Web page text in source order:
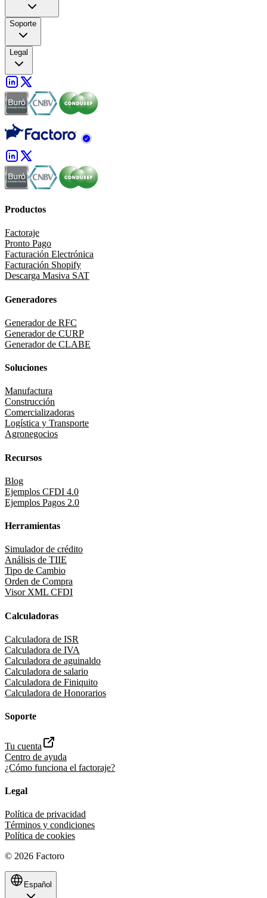
Soporte
Legal
Productos
Factoraje
Pronto Pago
Facturación Electrónica
Facturación Shopify
Descarga Masiva SAT
Generadores
Generador de RFC
Generador de CURP
Generador de CLABE
Soluciones
Manufactura
Construcción
Comercializadoras
Logística y Transporte
Agronegocios
Recursos
Blog
Ejemplos CFDI 4.0
Ejemplos Pagos 2.0
Herramientas
Simulador de crédito
Análisis de TIIE
Tipo de Cambio
Orden de Compra
Visor XML CFDI
Calculadoras
Calculadora de ISR
Calculadora de IVA
Calculadora de aguinaldo
Calculadora de salario
Calculadora de Finiquito
Calculadora de Honorarios
Soporte
Tu cuenta
Centro de ayuda
¿Cómo funciona el factoraje?
Legal
Política de privacidad
Términos y condiciones
Política de cookies
© 2026 Factoro
Español